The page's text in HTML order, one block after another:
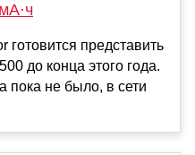
представить
до конца этого года.
пока не было, в сети